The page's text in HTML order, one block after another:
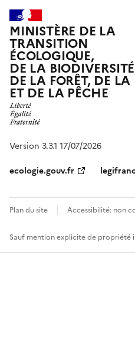
MINISTÈRE DE LA
TRANSITION
ÉCOLOGIQUE,
DE LA
DE LA FORÊT, DE LA
ET DE LA PÊCHE
Version 3.3.1 17/07/2026
ecologie.gouv.fr
Plan du site Accessibilité: non
Sauf mention explicite de propriété